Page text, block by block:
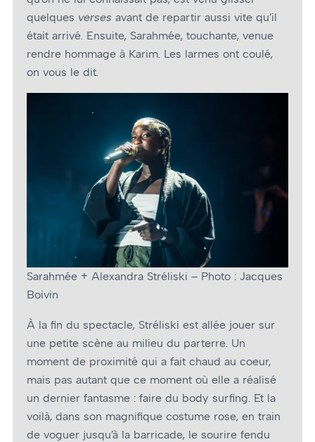
quelques verses avant de repartir aussi vite qu’il
était arrivé. Ensuite, Sarahmée, touchante, venue
rendre hommage à Karim. Les larmes ont coulé,
on vous le dit.
Sarahmée + Alexandra Stréliski – Photo : Jacques
Boivin
À la fin du spectacle, Stréliski est allée jouer sur
une petite scène au milieu du parterre. Un
moment de proximité qui a fait chaud au coeur,
mais pas autant que ce moment où elle a réalisé
un dernier fantasme : faire du body surfing. Et la
voilà, dans son magnifique costume rose, en train
de voguer jusqu’à la barricade, le sourire fendu